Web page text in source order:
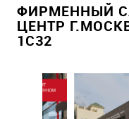
ФИРМЕННЫЙ
ЦЕНТР
1С32